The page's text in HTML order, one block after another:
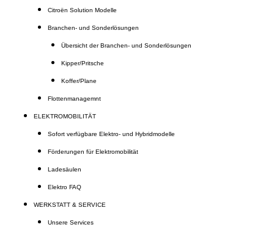
Citroën Solution Modelle
Branchen- und Sonderlösungen
Übersicht der Branchen- und Sonderlösungen
Kipper/Pritsche
Koffer/Plane
Flottenmanagemnt
ELEKTROMOBILITÄT
Sofort verfügbare Elektro- und Hybridmodelle
Förderungen für Elektromobilität
Ladesäulen
Elektro FAQ
WERKSTATT & SERVICE
Unsere Services